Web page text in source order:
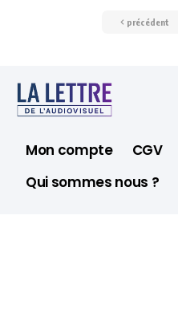
précédent
Mon compte CGV
Qui sommes nous ?